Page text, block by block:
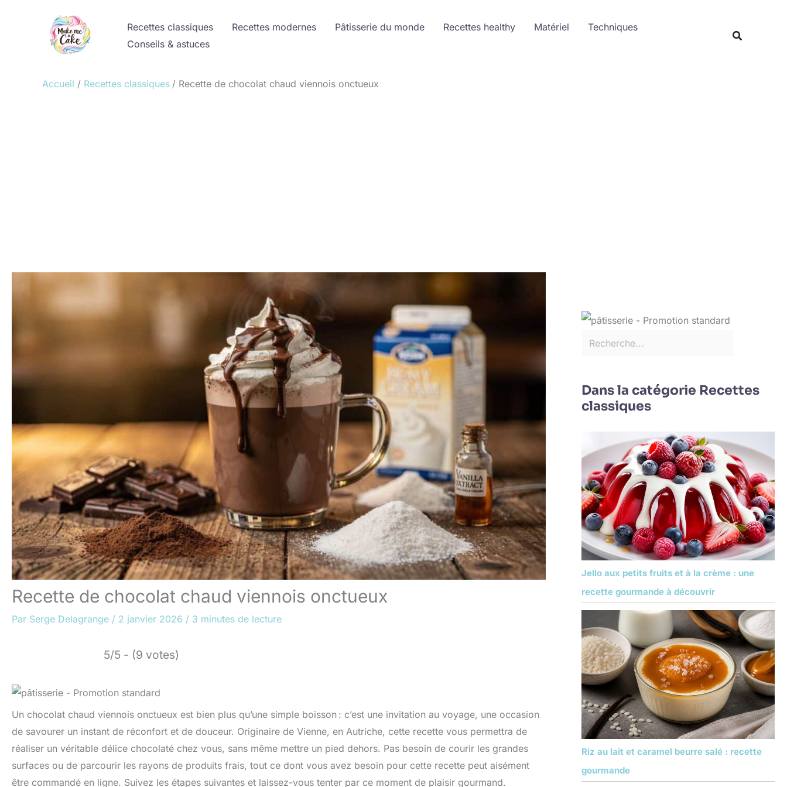
Recettes classiques Recettes modernes Pâtisserie du monde Recettes healthy Matériel
Techniques
Conseils & astuces
Accueil Recettes classiques Recette de chocolat chaud viennois onctueux
Recette de chocolat chaud viennois onctueux
Par Serge Delagrange / 2 janvier 2026 / 3 minutes de lecture
5/5 - (9 votes)
Un chocolat chaud viennois onctueux est bien plus qu’une simple boisson : c’est une invitation au voyage, une occasion
de savourer un instant de réconfort et de douceur. Originaire de Vienne, en Autriche, cette recette vous permettra de
réaliser un véritable délice chocolaté chez vous, sans même mettre un pied dehors. Pas besoin de courir les grandes
surfaces ou de parcourir les rayons de produits frais, tout ce dont vous avez besoin pour cette recette peut aisément
être commandé en ligne. Suivez les étapes suivantes et laissez-vous tenter par ce moment de plaisir gourmand.
Dans la catégorie Recettes
classiques
Jello aux petits fruits et à la crème : une
recette gourmande à découvrir
Riz au lait et caramel beurre salé : recette
gourmande